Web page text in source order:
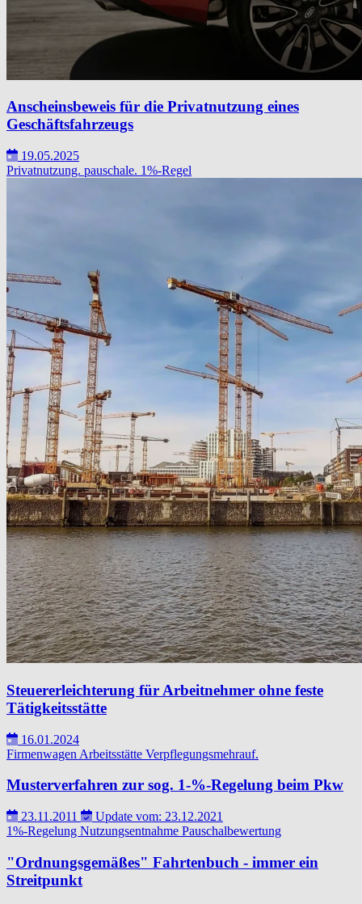
Anscheinsbeweis für die Privatnutzung eines
Geschäftsfahrzeugs
19.05.2025
Privatnutzung. pauschale. 1%-Regel
Steuererleichterung für Arbeitnehmer ohne feste
Tätigkeitsstätte
16.01.2024
Firmenwagen Arbeitsstätte Verpflegungsmehrauf.
Musterverfahren zur sog. 1-%-Regelung beim Pkw
23.11.2011
Update vom: 23.12.2021
1%-Regelung Nutzungsentnahme Pauschalbewertung
"Ordnungsgemäßes" Fahrtenbuch - immer ein
Streitpunkt